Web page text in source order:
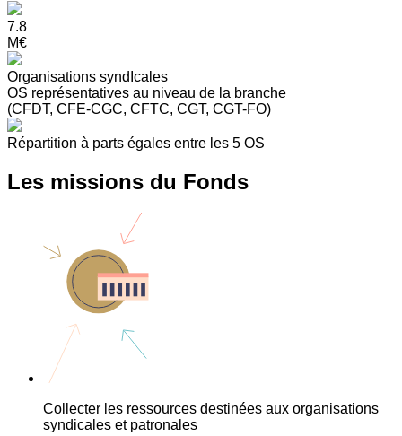
7.8
M€
Organisations syndIcales
OS représentatives au niveau de la branche
(CFDT, CFE-CGC, CFTC, CGT, CGT-FO)
Répartition à parts égales entre les 5 OS
Les missions du Fonds
Collecter les ressources destinées aux organisations
syndicales et patronales